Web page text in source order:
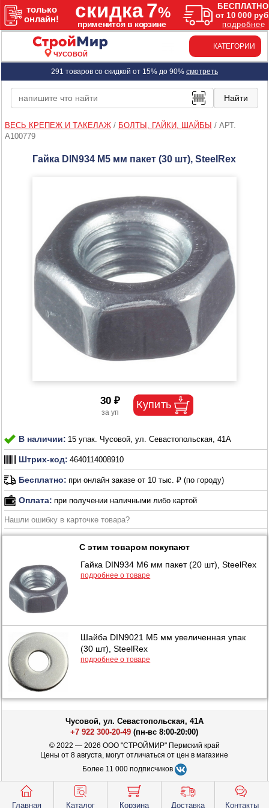
ЧУСОВОЙ
КАТЕГОРИИ
Главная Каталог Корзина Доставка Контакты
291 товаров со скидкой от 15% до 90% смотреть
ВЕСЬ КРЕПЕЖ И ТАКЕЛАЖ/ БОЛТЫ, ГАЙКИ, ШАЙБЫ / АРТ.
A100779
Гайка DIN934 М5 мм пакет (30 шт), SteelRex
30 ₽
В наличии: 15 упак. Чусовой, ул. Севастопольская, 41А
Штрих-код: 4640114008910
Бесплатно: при онлайн заказе от 10 тыс. ₽ (по городу)
Оплата: при получении наличными либо картой
Нашли ошибку в карточке товара?
С этим товаром покупают
Гайка DIN934 М6 мм пакет (20 шт), SteelRex
подробнее о товаре
Шайба DIN9021 М5 мм увеличенная упак
(30 шт), SteelRex
подробнее о товаре
Чусовой, ул. Севастопольская, 41А
+7 922 300-20-49 (пн-вс 8:00-20:00)
© 2022 — 2026 ООО "СТРОЙМИР" Пермский край
Цены от 8 августа, могут отличаться от цен в магазине
Более 11 000 подписчиков